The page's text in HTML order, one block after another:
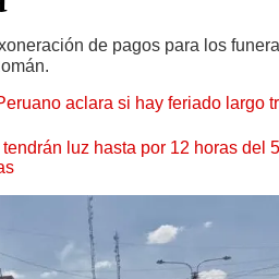
de pagos para los
aclara si hay feriado largo
luz hasta por 12 horas del 5